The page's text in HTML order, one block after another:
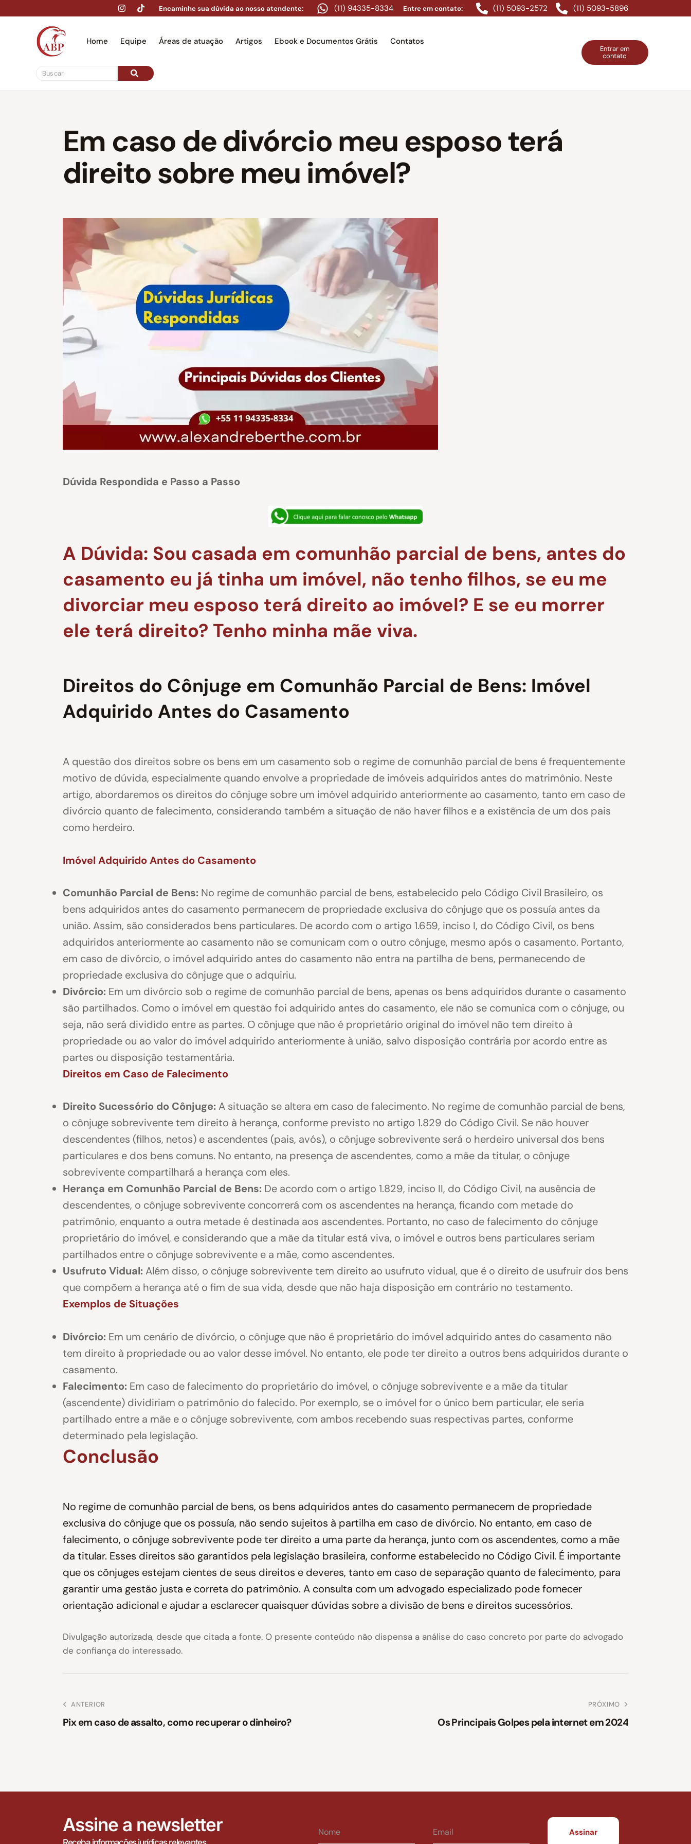
Encaminhe sua dúvida ao nosso atendente: (11) 94335-8334 Entre em contato: (11) 5093-2572 (11) 5093-5896
Home Equipe Áreas de atuação Artigos Ebook e Documentos Grátis Contatos
Entrar em
contato
Em caso de divórcio meu esposo terá
direito sobre meu imóvel?
Dúvida Respondida e Passo a Passo
A Dúvida: Sou casada em comunhão parcial de bens, antes do
casamento eu já tinha um imóvel, não tenho filhos, se eu me
divorciar meu esposo terá direito ao imóvel? E se eu morrer
ele terá direito? Tenho minha mãe viva.
Direitos do Cônjuge em Comunhão Parcial de Bens: Imóvel
Adquirido Antes do Casamento
A questão dos direitos sobre os bens em um casamento sob o regime de comunhão parcial de bens é frequentemente
motivo de dúvida, especialmente quando envolve a propriedade de imóveis adquiridos antes do matrimônio. Neste
artigo, abordaremos os direitos do cônjuge sobre um imóvel adquirido anteriormente ao casamento, tanto em caso de
divórcio quanto de falecimento, considerando também a situação de não haver filhos e a existência de um dos pais
como herdeiro.
Imóvel Adquirido Antes do Casamento
Comunhão Parcial de Bens: No regime de comunhão parcial de bens, estabelecido pelo Código Civil Brasileiro, os
bens adquiridos antes do casamento permanecem de propriedade exclusiva do cônjuge que os possuía antes da
união. Assim, são considerados bens particulares. De acordo com o artigo 1.659, inciso I, do Código Civil, os bens
adquiridos anteriormente ao casamento não se comunicam com o outro cônjuge, mesmo após o casamento. Portanto,
em caso de divórcio, o imóvel adquirido antes do casamento não entra na partilha de bens, permanecendo de
propriedade exclusiva do cônjuge que o adquiriu.
Divórcio: Em um divórcio sob o regime de comunhão parcial de bens, apenas os bens adquiridos durante o casamento
são partilhados. Como o imóvel em questão foi adquirido antes do casamento, ele não se comunica com o cônjuge, ou
seja, não será dividido entre as partes. O cônjuge que não é proprietário original do imóvel não tem direito à
propriedade ou ao valor do imóvel adquirido anteriormente à união, salvo disposição contrária por acordo entre as
partes ou disposição testamentária.
Direitos em Caso de Falecimento
Direito Sucessório do Cônjuge: A situação se altera em caso de falecimento. No regime de comunhão parcial de bens,
o cônjuge sobrevivente tem direito à herança, conforme previsto no artigo 1.829 do Código Civil. Se não houver
descendentes (filhos, netos) e ascendentes (pais, avós), o cônjuge sobrevivente será o herdeiro universal dos bens
particulares e dos bens comuns. No entanto, na presença de ascendentes, como a mãe da titular, o cônjuge
sobrevivente compartilhará a herança com eles.
Herança em Comunhão Parcial de Bens: De acordo com o artigo 1.829, inciso II, do Código Civil, na ausência de
descendentes, o cônjuge sobrevivente concorrerá com os ascendentes na herança, ficando com metade do
patrimônio, enquanto a outra metade é destinada aos ascendentes. Portanto, no caso de falecimento do cônjuge
proprietário do imóvel, e considerando que a mãe da titular está viva, o imóvel e outros bens particulares seriam
partilhados entre o cônjuge sobrevivente e a mãe, como ascendentes.
Usufruto Vidual: Além disso, o cônjuge sobrevivente tem direito ao usufruto vidual, que é o direito de usufruir dos bens
que compõem a herança até o fim de sua vida, desde que não haja disposição em contrário no testamento.
Exemplos de Situações
Divórcio: Em um cenário de divórcio, o cônjuge que não é proprietário do imóvel adquirido antes do casamento não
tem direito à propriedade ou ao valor desse imóvel. No entanto, ele pode ter direito a outros bens adquiridos durante o
casamento.
Falecimento: Em caso de falecimento do proprietário do imóvel, o cônjuge sobrevivente e a mãe da titular
(ascendente) dividiriam o patrimônio do falecido. Por exemplo, se o imóvel for o único bem particular, ele seria
partilhado entre a mãe e o cônjuge sobrevivente, com ambos recebendo suas respectivas partes, conforme
determinado pela legislação.
Conclusão
No regime de comunhão parcial de bens, os bens adquiridos antes do casamento permanecem de propriedade
exclusiva do cônjuge que os possuía, não sendo sujeitos à partilha em caso de divórcio. No entanto, em caso de
falecimento, o cônjuge sobrevivente pode ter direito a uma parte da herança, junto com os ascendentes, como a mãe
da titular. Esses direitos são garantidos pela legislação brasileira, conforme estabelecido no Código Civil. É importante
que os cônjuges estejam cientes de seus direitos e deveres, tanto em caso de separação quanto de falecimento, para
garantir uma gestão justa e correta do patrimônio. A consulta com um advogado especializado pode fornecer
orientação adicional e ajudar a esclarecer quaisquer dúvidas sobre a divisão de bens e direitos sucessórios.
Divulgação autorizada, desde que citada a fonte. O presente conteúdo não dispensa a análise do caso concreto por parte do advogado
de confiança do interessado.
ANTERIOR
Pix em caso de assalto, como recuperar o dinheiro?
PRÓXIMO
Os Principais Golpes pela internet em 2024
Assine a newsletter